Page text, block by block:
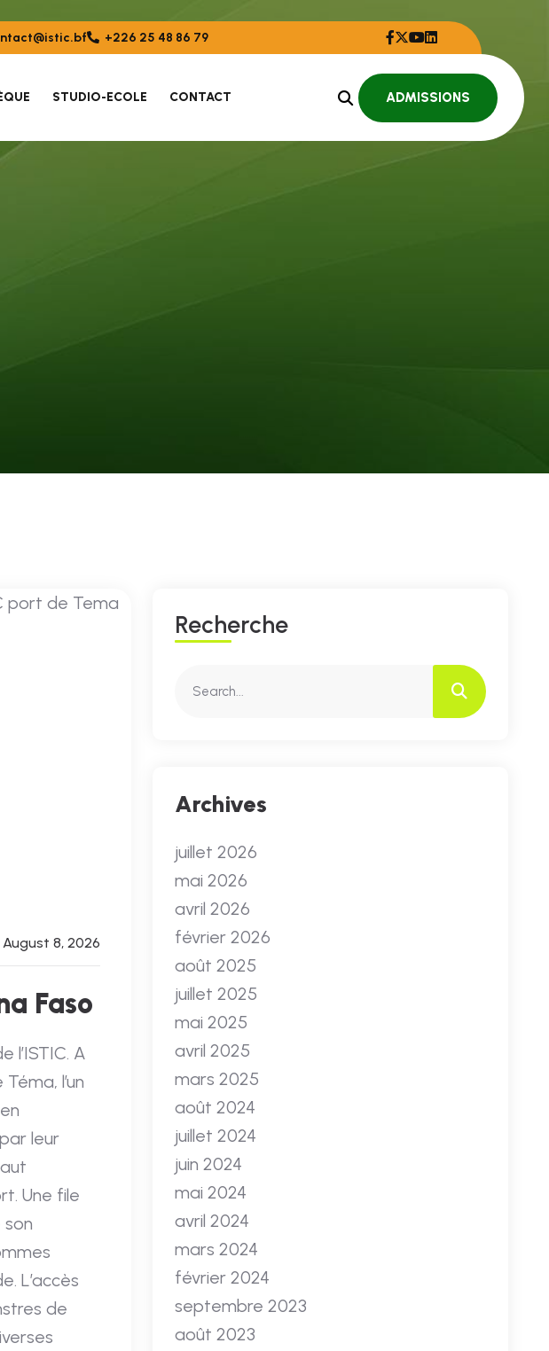
+226 25 48 86 79
STUDIO-ECOLE CONTACT
August 8, 2026
Faso
l’ISTIC. A
l’un
leur
Une file
L’accès
de
RECHERCHE
Archives
juillet 2026
mai 2026
avril 2026
février 2026
août 2025
juillet 2025
mai 2025
avril 2025
mars 2025
août 2024
juillet 2024
juin 2024
mai 2024
avril 2024
mars 2024
février 2024
septembre 2023
août 2023